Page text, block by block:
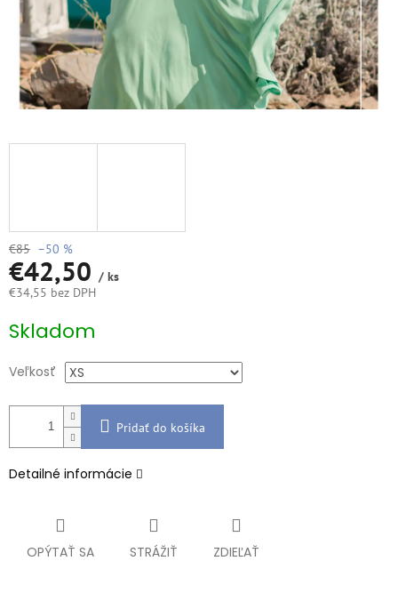
€85 –50 %
€42,50 / ks
€34,55 bez DPH
cena:
Skladom
Veľkosť
Pridať do košíka
Detailné informácie
OPÝTAŤ SA STRÁŽIŤ ZDIEĽAŤ